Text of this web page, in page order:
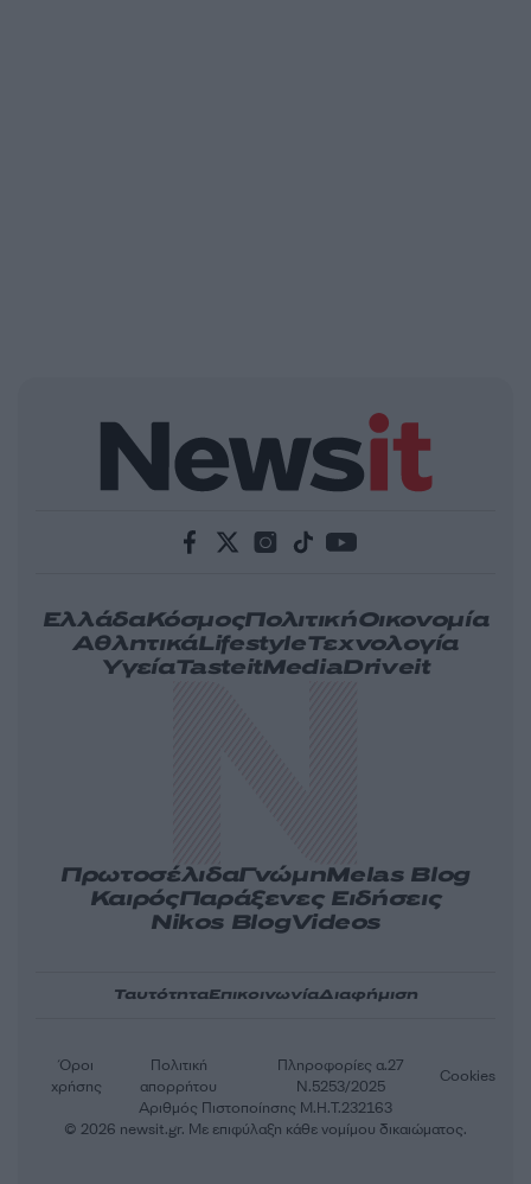
ΕλλάδαΚόσμοςΠολιτικήΟικονομία
ΑθλητικάLifestyleΤεχνολογία
ΥγείαTasteitMediaDriveit
ΠρωτοσέλιδαΓνώμηMelas Blog
ΚαιρόςΠαράξενες Ειδήσεις
Nikos BlogVideos
ΤαυτότηταΕπικοινωνίαΔιαφήμιση
Αριθμός Πιστοποίησης Μ.Η.Τ.232163
Όροι
χρήσης
Πολιτική
απορρήτου
Πληροφορίες α.27
Ν.5253/2025
Cookies
© 2026 newsit.gr. Με επιφύλαξη κάθε νομίμου δικαιώματος.